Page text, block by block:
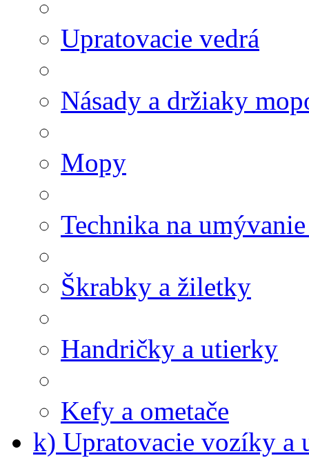
Upratovacie vedrá
Násady a držiaky
Mopy
Technika na
Škrabky a žiletky
Handričky a utierky
Kefy a ometače
k) Upratovacie vozíky a